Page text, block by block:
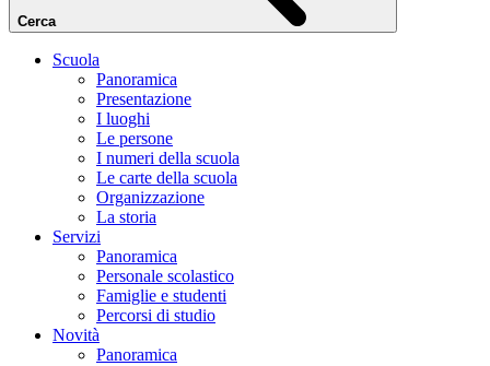
Cerca
Scuola
Panoramica
Presentazione
I luoghi
Le persone
I numeri della scuola
Le carte della scuola
Organizzazione
La storia
Servizi
Panoramica
Personale scolastico
Famiglie e studenti
Percorsi di studio
Novità
Panoramica